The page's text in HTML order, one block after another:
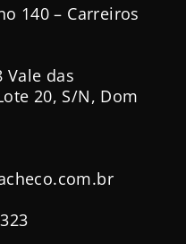
140 – Carreiros
Vale das
20, S/N, Dom